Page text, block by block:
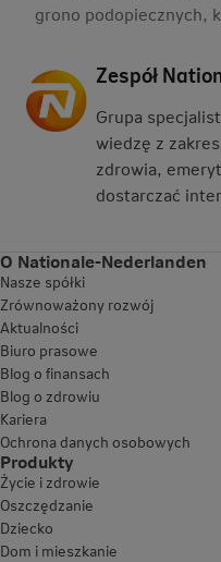
grono podopiecznych,
Zespół
Grupa
wiedzę z
zdrowia,
dostarczać
O Nationale-Nederlanden
Nasze spółki
Zrównoważony rozwój
Aktualności
Biuro prasowe
Blog o finansach
Blog o zdrowiu
Kariera
Ochrona danych osobowych
Produkty
Życie i zdrowie
Oszczędzanie
Dziecko
Dom i mieszkanie